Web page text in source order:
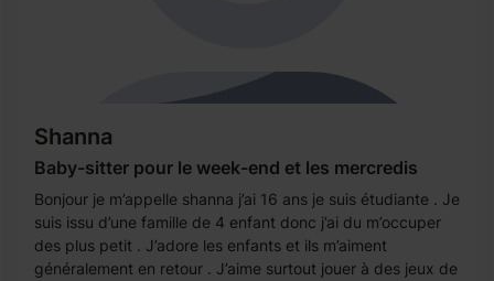
Shanna
Baby-sitter pour le week-end et les mercredis
Bonjour je m’appelle shanna j’ai 16 ans je suis étudiante . Je
suis issu d’une famille de 4 enfant donc j’ai du m’occuper
des plus petit . J’adore les enfants et ils m’aiment
généralement en retour . J’aime surtout jouer à des jeux de